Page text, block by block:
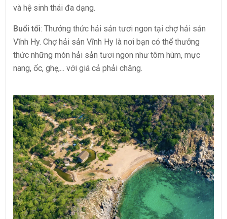
và hệ sinh thái đa dạng.
Buổi tối: Thưởng thức hải sản tươi ngon tại chợ hải sản
Vĩnh Hy. Chợ hải sản Vĩnh Hy là nơi bạn có thể thưởng
thức những món hải sản tươi ngon như tôm hùm, mực
nang, ốc, ghẹ,... với giá cả phải chăng.